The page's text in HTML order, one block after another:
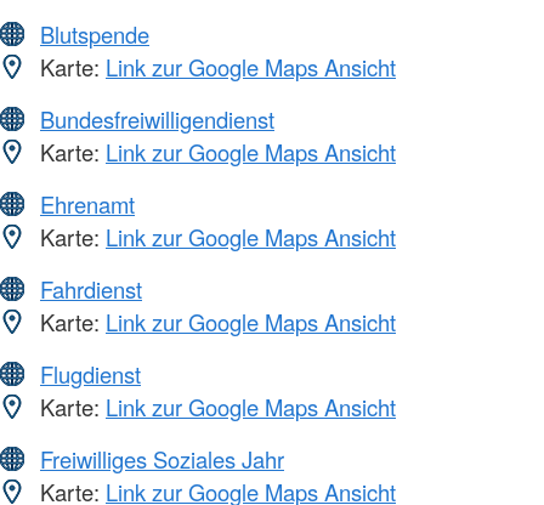
Blutspende
Karte: Link zur Google Maps Ansicht
Bundesfreiwilligendienst
Karte: Link zur Google Maps Ansicht
Ehrenamt
Karte: Link zur Google Maps Ansicht
Fahrdienst
Karte: Link zur Google Maps Ansicht
Flugdienst
Karte: Link zur Google Maps Ansicht
Freiwilliges Soziales Jahr
Karte: Link zur Google Maps Ansicht